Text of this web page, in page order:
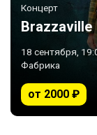
Концерт
Brazzaville
18 сентября,
Фабрика
от 2000 ₽